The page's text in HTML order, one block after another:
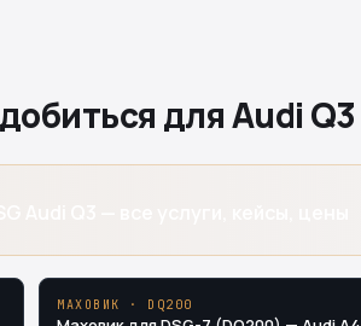
для Audi Q3
МАХОВИК · DQ200